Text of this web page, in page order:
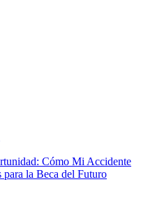
Cómo Mi Accidente
la Beca del Futuro